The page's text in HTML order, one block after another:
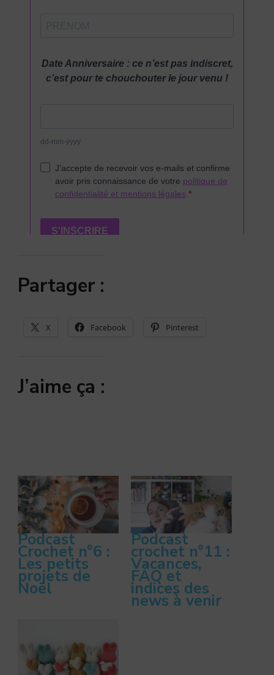
Partager :
X Facebook Pinterest
J’aime ça :
Podcast
Crochet n°6 :
Les petits
projets de
Noël
Podcast
crochet n°11 :
Vacances,
FAQ et
indices des
news à venir